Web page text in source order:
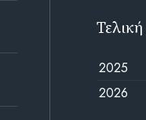
2025
2026